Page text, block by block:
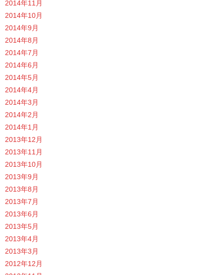
2014年11月
2014年10月
2014年9月
2014年8月
2014年7月
2014年6月
2014年5月
2014年4月
2014年3月
2014年2月
2014年1月
2013年12月
2013年11月
2013年10月
2013年9月
2013年8月
2013年7月
2013年6月
2013年5月
2013年4月
2013年3月
2012年12月